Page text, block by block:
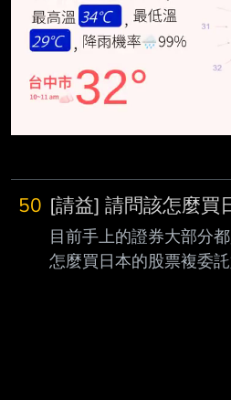
50 [請益] 請問該怎麼買
目前手上的證券大部分
怎麼買日本的股票複委